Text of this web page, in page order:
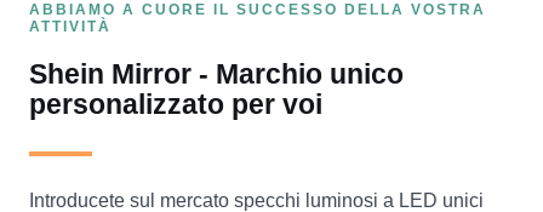
ABBIAMO A CUORE IL SUCCESSO DELLA VOSTRA
ATTIVITÀ
Shein Mirror - Marchio unico
personalizzato per voi
Introducete sul mercato specchi luminosi a LED unici